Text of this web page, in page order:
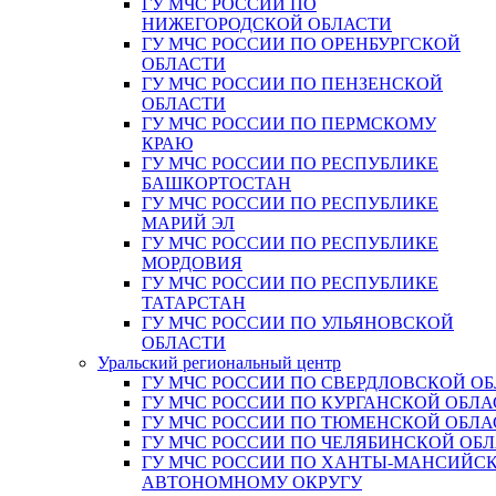
ГУ МЧС РОССИИ ПО
НИЖЕГОРОДСКОЙ ОБЛАСТИ
ГУ МЧС РОССИИ ПО ОРЕНБУРГСКОЙ
ОБЛАСТИ
ГУ МЧС РОССИИ ПО ПЕНЗЕНСКОЙ
ОБЛАСТИ
ГУ МЧС РОССИИ ПО ПЕРМСКОМУ
КРАЮ
ГУ МЧС РОССИИ ПО РЕСПУБЛИКЕ
БАШКОРТОСТАН
ГУ МЧС РОССИИ ПО РЕСПУБЛИКЕ
МАРИЙ ЭЛ
ГУ МЧС РОССИИ ПО РЕСПУБЛИКЕ
МОРДОВИЯ
ГУ МЧС РОССИИ ПО РЕСПУБЛИКЕ
ТАТАРСТАН
ГУ МЧС РОССИИ ПО УЛЬЯНОВСКОЙ
ОБЛАСТИ
Уральский региональный центр
ГУ МЧС РОССИИ ПО СВЕРДЛОВСКОЙ
ГУ МЧС РОССИИ ПО КУРГАНСКОЙ
ГУ МЧС РОССИИ ПО ТЮМЕНСКОЙ
ГУ МЧС РОССИИ ПО ЧЕЛЯБИНСКОЙ
ГУ МЧС РОССИИ ПО ХАНТЫ-
АВТОНОМНОМУ ОКРУГУ